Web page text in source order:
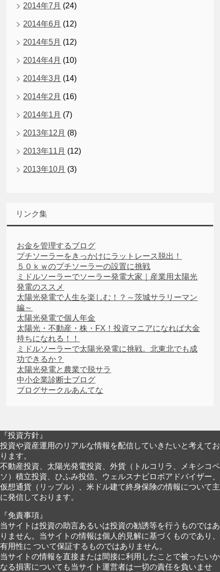
2014年7月 (24)
2014年6月 (12)
2014年5月 (12)
2014年4月 (10)
2014年3月 (14)
2014年2月 (16)
2014年1月 (7)
2013年12月 (8)
2013年11月 (12)
2013年10月 (3)
リンク集
お金を管理するブログ
プチソーラーをきっかけにラットレース脱出！
５０ｋｗのプチソーラーの設置に挑戦
ミドルソーラーでソーラー発電大家｜産業用太陽光
発電のススメ
太陽光発電で人生を楽しむ！？～茨城サラリーマン
編～
太陽光発電で個人年金
太陽光・不動産・株・FX！投資マニアになれば大金
持ちになれる！！
ミドルソーラーで太陽光発電に挑戦。北東北でも成
功できるか？
太陽光発電と農業で脱サラ
中小企業診断士ブログ
ブログサークルあんてな
『投資方針』
投資や資産運用のリアルな情報を配信していきたいと考えてお
ります。
不動産投資、太陽光発電投資、外貨（トルコリラ、メキシコペ
ソ）積立投資、ひふみ投信、ウェルスナビロボアドバイザー、
仮想通貨（リップル）、米ドル建て終身保険の情報について主
に発信しております。
『免責事項』
当サイトは投資の助言あるいは投資の勧誘等を行うものではあ
りません。当サイトの情報は個人的見解に基づくものであり、
有用性に ついて保証するものではありません。
当サイトの情報を直接または間接に利用したことで被ったいか
なる損害についても当サイト運営者は一切の責任を負いませ